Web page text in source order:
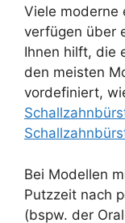
Viele moderne
verfügen über
Ihnen hilft, die
den meisten
vordefiniert,
Bei Modellen
Putzzeit nach
(bspw. der